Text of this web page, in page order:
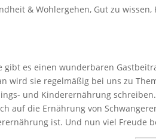
& Wohlergehen, Gut zu wissen,
gibt es einen wunderbaren
wird sie regelmäßig bei uns zu
und Kinderernährung
auf die Ernährung von
ist. Und nun viel Freude